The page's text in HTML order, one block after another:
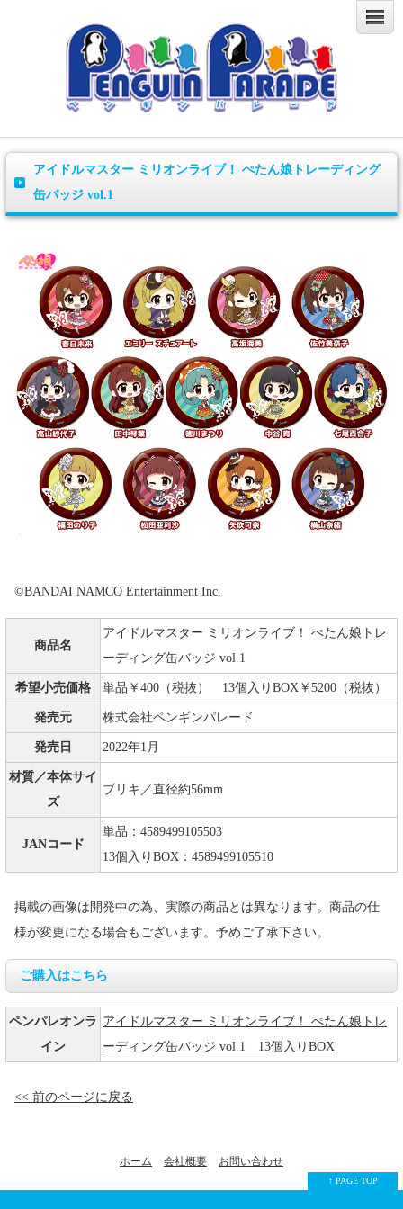
アイドルマスター ミリオンライブ！ ぺたん娘トレーディング
缶バッジ vol.1
©BANDAI NAMCO Entertainment Inc.
商品名
アイドルマスター ミリオンライブ！ ぺたん娘トレ
ーディング缶バッジ vol.1
希望小売価格 単品￥400（税抜） 13個入りBOX￥5200（税抜）
発売元 株式会社ペンギンパレード
発売日 2022年1月
材質／本体サイ
ズ
ブリキ／直径約56mm
JANコード
単品：4589499105503
13個入りBOX：4589499105510
掲載の画像は開発中の為、実際の商品とは異なります。商品の仕
様が変更になる場合もございます。予めご了承下さい。
ご購入はこちら
ペンパレオンラ
イン
アイドルマスター ミリオンライブ！ ぺたん娘トレ
ーディング缶バッジ vol.1 13個入りBOX
<< 前のページに戻る
ホーム 会社概要 お問い合わせ
↑ PAGE TOP